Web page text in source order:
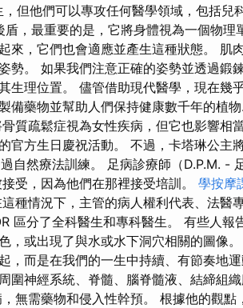
但他們可以專攻任何醫學領域，包括兒
，最重要的是，它將身體視為一個物理
來，它們也會適應並產生這種狀態。 肌
勢。 如果我們注意正確的姿勢並透過鍛
生理位置。 儘管借助現代醫學，現在幾
備藥物並幫助人們保持健康數千年的植
質疏鬆症視為女性疾病，但它也影響相
官方生日慶祝活動。 不過，卡塔琳公主
自然療法訓練。 足病診療師（D.P.M. -
受，因為他們在那裡接受培訓。 學按摩
種情況下，主管的病人權利代表、法醫
區分了全科醫生和專科醫生。 有些人報
，或出現了與水或水下洞穴相關的圖像
，而是在我們的一生中持續、有節奏地
圍神經系統、脊髓、腦脊髓液、結締組
無需藥物和侵入性幹預。 根據他的觀點